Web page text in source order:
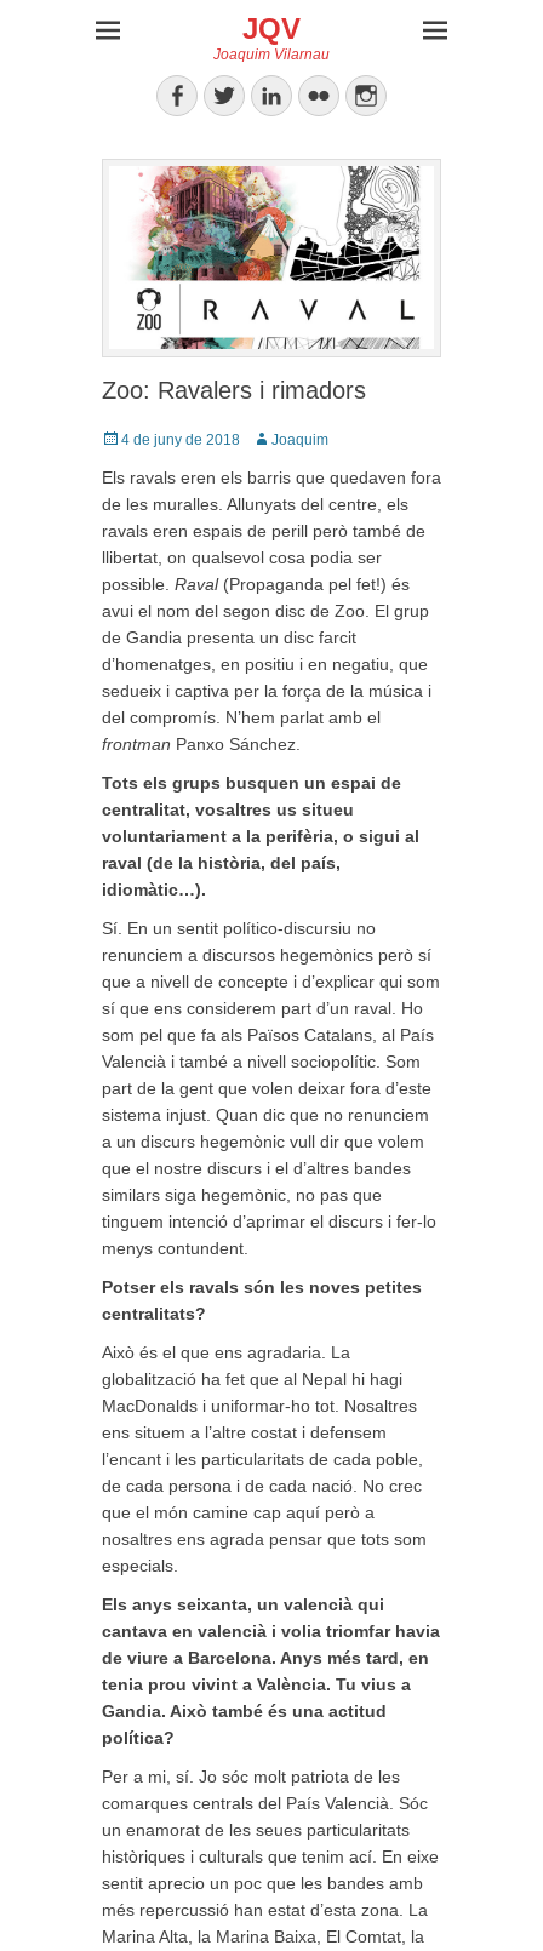
JQV
Joaquim Vilarnau
Facebook
TwitterLinkedIn
FlickrInstagram
Zoo: Ravalers i rimadors
Posted
4 de juny de 2018 Author
Joaquim
Els ravals eren els barris que quedaven fora
de les muralles. Allunyats del centre, els
ravals eren espais de perill però també de
llibertat, on qualsevol cosa podia ser
possible. Raval(Propaganda pel fet!) és
avui el nom del segon disc de Zoo. El grup
de Gandia presenta un disc farcit
d’homenatges, en positiu i en negatiu, que
sedueix i captiva per la força de la música i
del compromís. N’hem parlat amb el
frontman Panxo Sánchez.
Tots els grups busquen un espai de
centralitat, vosaltres us situeu
voluntariament a la perifèria, o sigui al
raval (de la història, del país,
idiomàtic…).
Sí. En un sentit político-discursiu no
renunciem a discursos hegemònics però sí
que a nivell de concepte i d’explicar qui som
sí que ens considerem part d’un raval. Ho
som pel que fa als Països Catalans, al País
Valencià i també a nivell sociopolític. Som
part de la gent que volen deixar fora d’este
sistema injust. Quan dic que no renunciem
a un discurs hegemònic vull dir que volem
que el nostre discurs i el d’altres bandes
similars siga hegemònic, no pas que
tinguem intenció d’aprimar el discurs i fer-lo
menys contundent.
Potser els ravals són les noves petites
centralitats?
Això és el que ens agradaria. La
globalització ha fet que al Nepal hi hagi
MacDonalds i uniformar-ho tot. Nosaltres
ens situem a l’altre costat i defensem
l’encant i les particularitats de cada poble,
de cada persona i de cada nació. No crec
que el món camine cap aquí però a
nosaltres ens agrada pensar que tots som
especials.
Els anys seixanta, un valencià qui
cantava en valencià i volia triomfar havia
de viure a Barcelona. Anys més tard, en
tenia prou vivint a València. Tu vius a
Gandia. Això també és una actitud
política?
Per a mi, sí. Jo sóc molt patriota de les
comarques centrals del País Valencià. Sóc
un enamorat de les seues particularitats
històriques i culturals que tenim ací. En eixe
sentit aprecio un poc que les bandes amb
més repercussió han estat d’esta zona. La
Marina Alta, la Marina Baixa, El Comtat, la